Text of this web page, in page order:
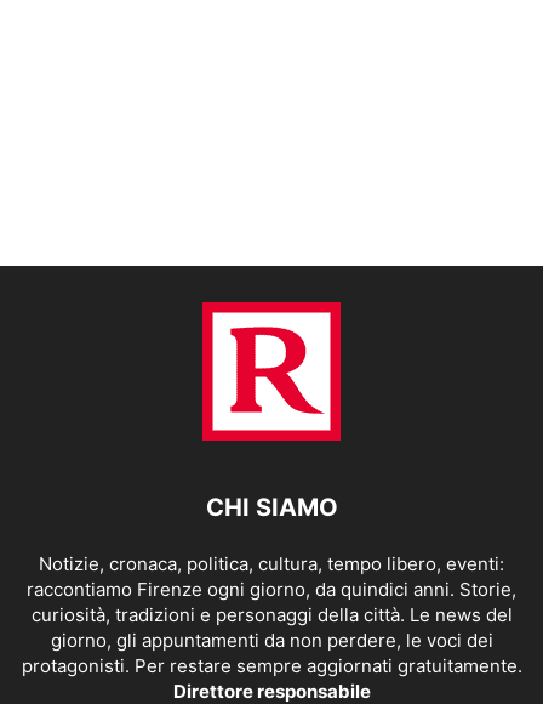
CHI SIAMO
Notizie, cronaca, politica, cultura, tempo libero, eventi:
raccontiamo Firenze ogni giorno, da quindici anni. Storie,
curiosità, tradizioni e personaggi della città. Le news del
giorno, gli appuntamenti da non perdere, le voci dei
protagonisti. Per restare sempre aggiornati gratuitamente.
Direttore responsabile